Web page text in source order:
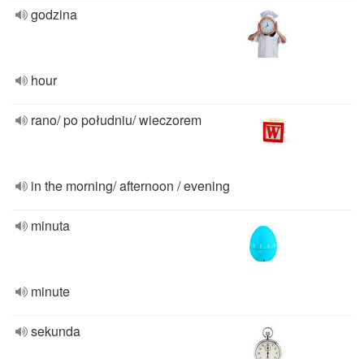
godzina
hour
rano/ po południu/ wieczorem
in the morning/ afternoon / evening
minuta
minute
sekunda